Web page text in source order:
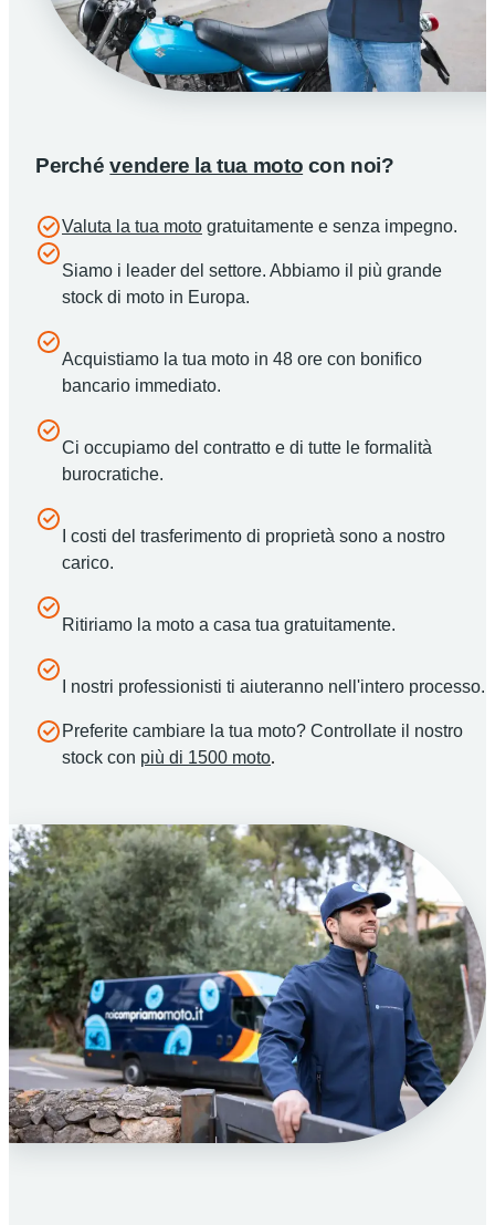
Perchévendere la tua moto con noi?
Valuta la tua moto gratuitamente e senza impegno.
Siamo i leader del settore. Abbiamo il più grande
stock di moto in Europa.
Acquistiamo la tua moto in 48 ore con bonifico
bancario immediato.
Ci occupiamo del contratto e di tutte le formalità
burocratiche.
I costi del trasferimento di proprietà sono a nostro
carico.
Ritiriamo la moto a casa tua gratuitamente.
I nostri professionisti ti aiuteranno nell'intero processo.
Preferite cambiare la tua moto? Controllate il nostro
stock con più di 1500 moto.